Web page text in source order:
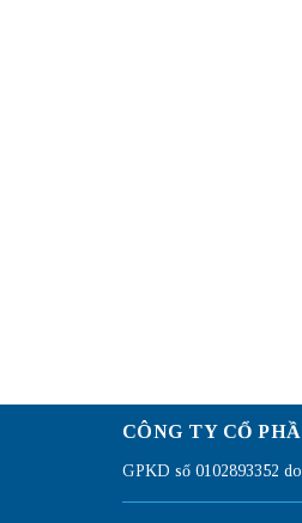
CÔNG TY CỔ
GPKD số 0102893352